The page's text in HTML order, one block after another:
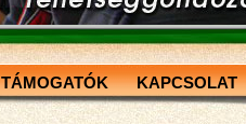
TÁMOGATÓK KAPCSOLAT